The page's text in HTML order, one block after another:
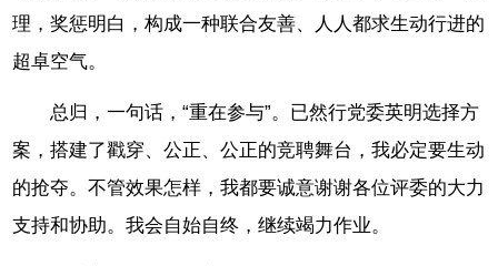
理，奖惩明白，构成一种联合友善、人人都求生动行进的
超卓空气。
总归，一句话，“重在参与”。已然行党委英明选择方
案，搭建了戳穿、公正、公正的竞聘舞台，我必定要生动
的抢夺。不管效果怎样，我都要诚意谢谢各位评委的大力
支持和协助。我会自始自终，继续竭力作业。